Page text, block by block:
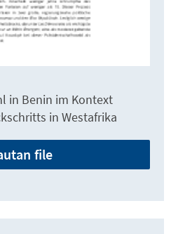
in Benin im Kontext
in Westafrika
file